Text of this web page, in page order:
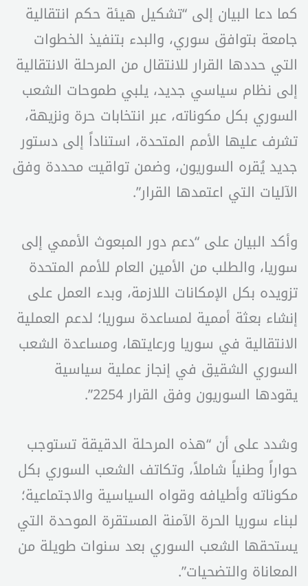
كما دعا البيان إلى “تشكيل هيئة حكم انتقالية
جامعة بتوافق سوري، والبدء بتنفيذ الخطوات
التي حددها القرار للانتقال من المرحلة الانتقالية
إلى نظام سياسي جديد، يلبي طموحات الشعب
السوري بكل مكوناته، عبر انتخابات حرة ونزيهة،
تشرف عليها الأمم المتحدة، استناداً إلى دستور
جديد يُقره السوريون، وضمن تواقيت محددة وفق
الآليات التي اعتمدها القرار”.
وأكد البيان على “دعم دور المبعوث الأممي إلى
سوريا، والطلب من الأمين العام للأمم المتحدة
تزويده بكل الإمكانات اللازمة، وبدء العمل على
إنشاء بعثة أممية لمساعدة سوريا؛ لدعم العملية
الانتقالية في سوريا ورعايتها، ومساعدة الشعب
السوري الشقيق في إنجاز عملية سياسية
يقودها السوريون وفق القرار 2254”.
وشدد على أن “هذه المرحلة الدقيقة تستوجب
حواراً وطنياً شاملاً، وتكاتف الشعب السوري بكل
مكوناته وأطيافه وقواه السياسية والاجتماعية؛
لبناء سوريا الحرة الآمنة المستقرة الموحدة التي
يستحقها الشعب السوري بعد سنوات طويلة من
المعاناة والتضحيات”.